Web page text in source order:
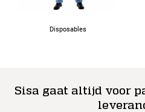
Disposables
Sisa gaat altijd voor